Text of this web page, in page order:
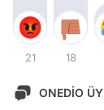
21 18
ONEDİO